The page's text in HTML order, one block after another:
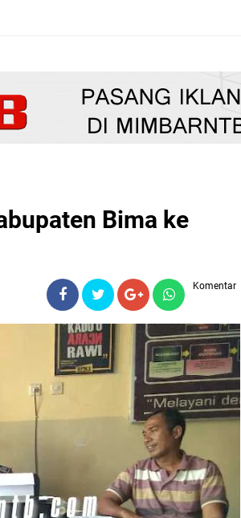
Bima ke
Komentar